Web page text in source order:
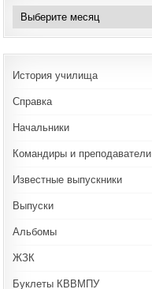
Архивы
История училища
Справка
Начальники
Командиры и преподаватели
Известные выпускники
Выпуски
Альбомы
ЖЗК
Буклеты КВВМПУ